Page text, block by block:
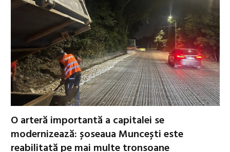
O arteră importantă a capitalei se
modernizează: șoseaua Muncești este
reabilitată pe mai multe tronsoane